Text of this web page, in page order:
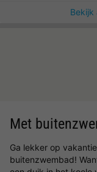
Bekijk
Met
Ga lekker op
buitenzwembad!